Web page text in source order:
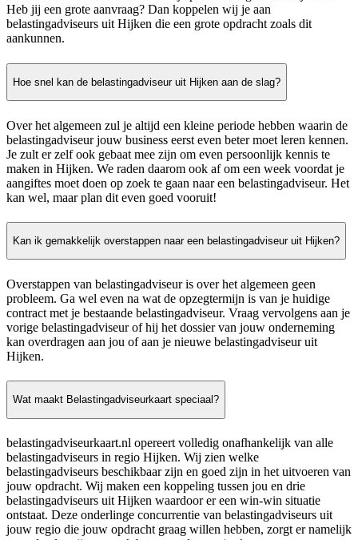
Heb jij een grote aanvraag? Dan koppelen wij je aan
belastingadviseurs uit Hijken die een grote opdracht zoals dit
aankunnen.
Hoe snel kan de belastingadviseur uit Hijken aan de slag?
Over het algemeen zul je altijd een kleine periode hebben waarin de
belastingadviseur jouw business eerst even beter moet leren kennen.
Je zult er zelf ook gebaat mee zijn om even persoonlijk kennis te
maken in Hijken. We raden daarom ook af om een week voordat je
aangiftes moet doen op zoek te gaan naar een belastingadviseur. Het
kan wel, maar plan dit even goed vooruit!
Kan ik gemakkelijk overstappen naar een belastingadviseur uit Hijken?
Overstappen van belastingadviseur is over het algemeen geen
probleem. Ga wel even na wat de opzegtermijn is van je huidige
contract met je bestaande belastingadviseur. Vraag vervolgens aan je
vorige belastingadviseur of hij het dossier van jouw onderneming
kan overdragen aan jou of aan je nieuwe belastingadviseur uit
Hijken.
Wat maakt Belastingadviseurkaart speciaal?
belastingadviseurkaart.nl opereert volledig onafhankelijk van alle
belastingadviseurs in regio Hijken. Wij zien welke
belastingadviseurs beschikbaar zijn en goed zijn in het uitvoeren van
jouw opdracht. Wij maken een koppeling tussen jou en drie
belastingadviseurs uit Hijken waardoor er een win-win situatie
ontstaat. Deze onderlinge concurrentie van belastingadviseurs uit
jouw regio die jouw opdracht graag willen hebben, zorgt er namelijk